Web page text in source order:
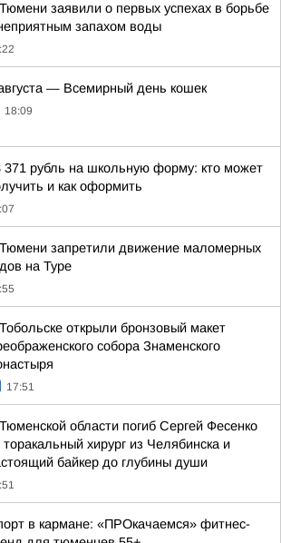
заявили о первых успехах в борьбе
запахом воды
— Всемирный день кошек
18:09
371 рубль на школьную форму: кто может
и как оформить
запретили движение маломерных
на Туре
открыли бронзовый макет
собора Знаменского
17:51
области погиб Сергей Фесенко
хирург из Челябинска и
байкер до глубины души
в кармане: «ПРОкачаемся» фитнес-